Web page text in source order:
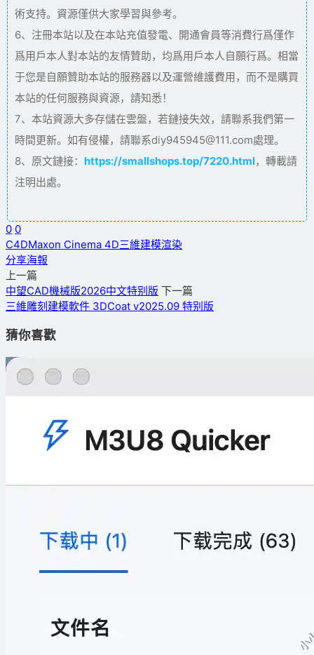
術支持。資源僅供大家學習與參考。
6、注冊本站以及在本站充值發電、開通會員等消費行爲僅作
爲用戶本人對本站的友情贊助，均爲用戶本人自願行爲。相當
于您是自願贊助本站的服務器以及運營維護費用，而不是購買
本站的任何服務與資源，請知悉！
7、本站資源大多存儲在雲盤，若鏈接失效，請聯系我們第一
時間更新。如有侵權，請聯系diy945945@111.com處理。
8、原文鏈接： https://smallshops.top/7220.html，轉載請
注明出處。
0 0
C4DMaxon Cinema 4D三維建模渲染
分享海報
上一篇
中望CAD機械版2026中文特别版 下一篇
三維雕刻建模軟件 3DCoat v2025.09 特别版
猜你喜歡